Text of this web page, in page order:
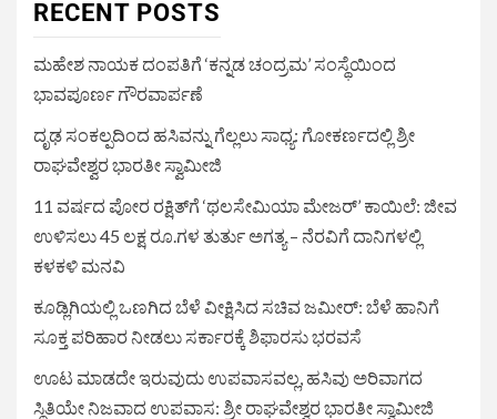
RECENT POSTS
ಮಹೇಶ ನಾಯಕ ದಂಪತಿಗೆ ‘ಕನ್ನಡ ಚಂದ್ರಮ’ ಸಂಸ್ಥೆಯಿಂದ
ಭಾವಪೂರ್ಣ ಗೌರವಾರ್ಪಣೆ
ದೃಢ ಸಂಕಲ್ಪದಿಂದ ಹಸಿವನ್ನು ಗೆಲ್ಲಲು ಸಾಧ್ಯ: ಗೋಕರ್ಣದಲ್ಲಿ ಶ್ರೀ
ರಾಘವೇಶ್ವರ ಭಾರತೀ ಸ್ವಾಮೀಜಿ
11 ವರ್ಷದ ಪೋರ ರಕ್ಷಿತ್‌ಗೆ ‘ಥಲಸೇಮಿಯಾ ಮೇಜರ್’ ಕಾಯಿಲೆ: ಜೀವ
ಉಳಿಸಲು 45 ಲಕ್ಷ ರೂ.ಗಳ ತುರ್ತು ಅಗತ್ಯ – ನೆರವಿಗೆ ದಾನಿಗಳಲ್ಲಿ
ಕಳಕಳಿ ಮನವಿ
ಕೂಡ್ಲಿಗಿಯಲ್ಲಿ ಒಣಗಿದ ಬೆಳೆ ವೀಕ್ಷಿಸಿದ ಸಚಿವ ಜಮೀರ್: ಬೆಳೆ ಹಾನಿಗೆ
ಸೂಕ್ತ ಪರಿಹಾರ ನೀಡಲು ಸರ್ಕಾರಕ್ಕೆ ಶಿಫಾರಸು ಭರವಸೆ
ಊಟ ಮಾಡದೇ ಇರುವುದು ಉಪವಾಸವಲ್ಲ, ಹಸಿವು ಅರಿವಾಗದ
ಸ್ಥಿತಿಯೇ ನಿಜವಾದ ಉಪವಾಸ: ಶ್ರೀ ರಾಘವೇಶ್ವರ ಭಾರತೀ ಸ್ವಾಮೀಜಿ